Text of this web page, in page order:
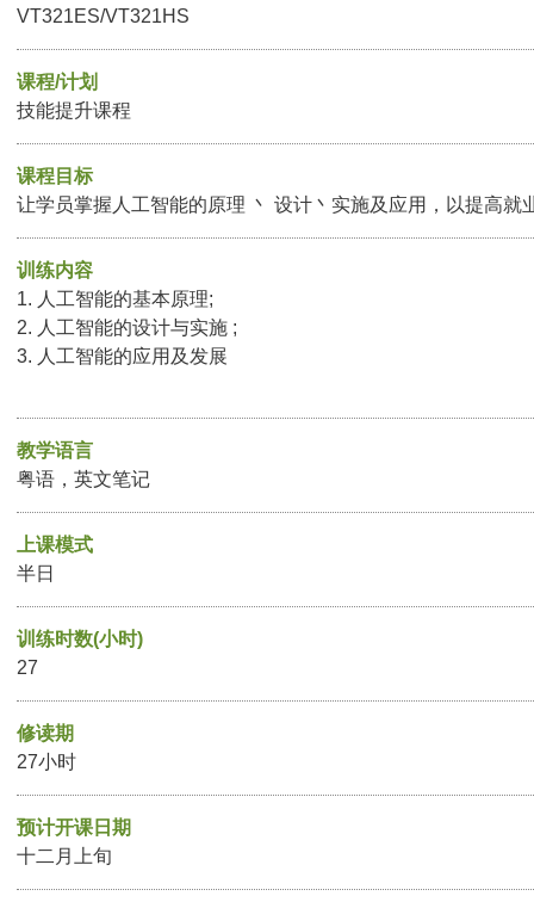
VT321ES/VT321HS
课程/计划
技能提升课程
课程目标
让学员掌握人工智能的原理 丶 设计丶实施及应用，以提高就
训练内容
1. 人工智能的基本原理;
2. 人工智能的设计与实施 ;
3. 人工智能的应用及发展
教学语言
粤语，英文笔记
上课模式
半日
训练时数(小时)
27
修读期
27小时
预计开课日期
十二月上旬